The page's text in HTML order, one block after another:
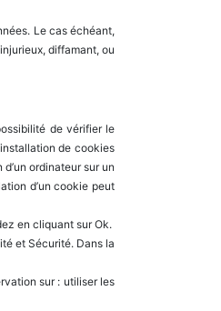
Le cas échéant,
diffamant, ou
de vérifier le
de cookies
ordinateur sur un
d’un cookie peut
en cliquant sur Ok.
et Sécurité. Dans la
sur : utiliser les